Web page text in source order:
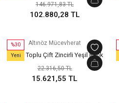
146.971,83 TL
102.880,28 TL
%30
Yeni
Altınöz Mücevherat
Dorika Toplu Çift Zincirli Yeşil Renk
Altın Bileklik
22.316,50 TL
15.621,55 TL